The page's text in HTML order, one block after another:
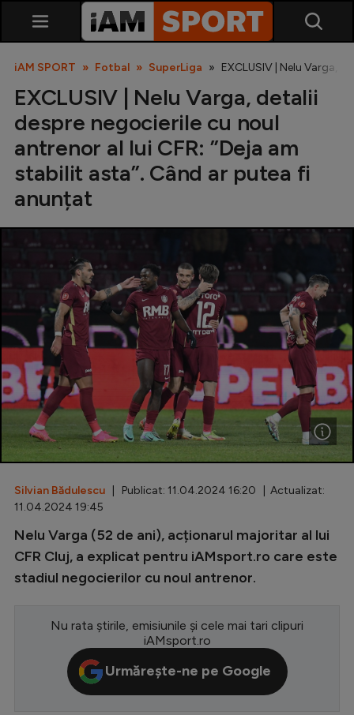
Cupa României
Echipa Națională
U21
Fotbal feminin
Special
Diverse
Inedit
Champions League
Europa League
CM 2026
Premier League
LaLiga
iAM SPORT Fotbal SuperLiga EXCLUSIV | Nelu Varga,
EXCLUSIV | Nelu Varga, detalii
despre negocierile cu noul
antrenor al lui CFR: ”Deja am
stabilit asta”. Când ar putea fi
anunțat
Silvian Bădulescu | Publicat: 11.04.2024 16:20 | Actualizat:
11.04.2024 19:45
Nelu Varga (52 de ani), acționarul majoritar al lui
CFR Cluj, a explicat pentru iAMsport.ro care este
stadiul negocierilor cu noul antrenor.
Nu rata știrile, emisiunile și cele mai tari clipuri
iAMsport.ro
Urmărește-ne pe Google